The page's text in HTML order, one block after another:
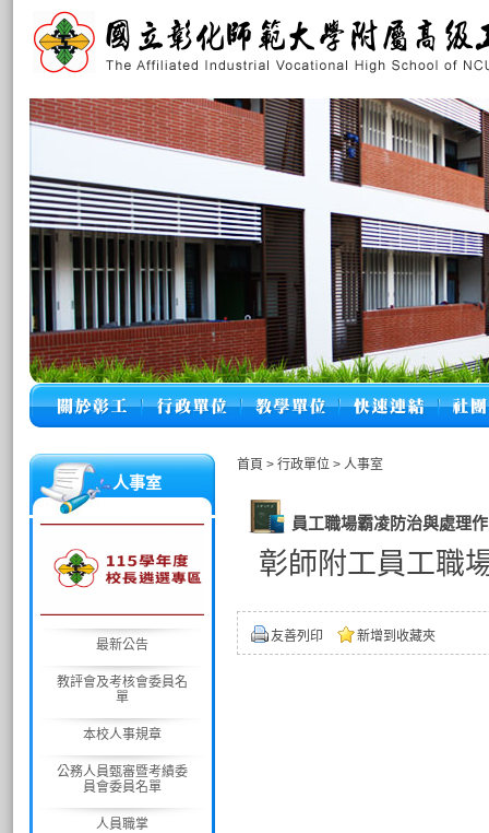
人事室
最新公告
教評會及考核會委員名
單
本校人事規章
公務人員甄審暨考績委
員會委員名單
人員職掌
首頁 > 行政單位 > 人事室
員工職場霸凌防治與處理
彰師附工員工職
友善列印 新增到收藏夾